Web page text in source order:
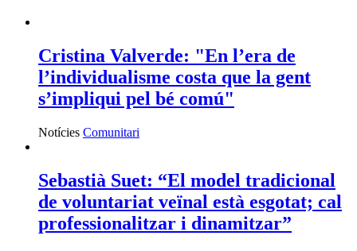
Cristina Valverde: "En l’era de
l’individualisme costa que la gent
s’impliqui pel bé comú"
Notícies Comunitari
Sebastià Suet: “El model tradicional
de voluntariat veïnal està esgotat; cal
professionalitzar i dinamitzar”